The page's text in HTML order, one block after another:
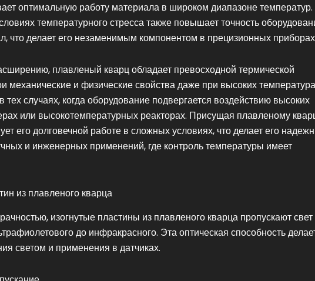
оптимальную работу материала в широком диапазоне температур.
температурного стресса также повышает точность
что делает его незаменимым компонентом в прецизионных
плавленый кварц обладает превосходной термической
механические и физические свойства даже при высоких
случаях, когда оборудование подвергается воздействию высоких
или высокотемпературных реакторах. Присущая плавленому
его долговечной работе в сложных условиях, что делает его
и инженерных применений, где контроль температуры имеет
из плавленого кварца
изогнутые пластины из плавленого кварца пропускают свет
до инфракрасного. Эта оптическая способность
светом и применения в датчиках.